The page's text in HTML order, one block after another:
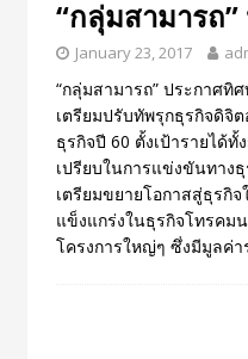
“กลุ่มสามารถ
January 23, 2017
“กลุ่มสามารถ” ประกาศทิ
เตรียมปรับทัพรุกธุรกิจดิจิ
ธุรกิจปี 60 ตั้งเป้ารายได้
เปรียบในการแข่งขันทาง
เตรียมขยายโอกาสสู่ธุรกิ
แข็งแกร่งในธุรกิจโทรคม
โครงการใหญ่ๆ ซึ่งมีมูลค่า